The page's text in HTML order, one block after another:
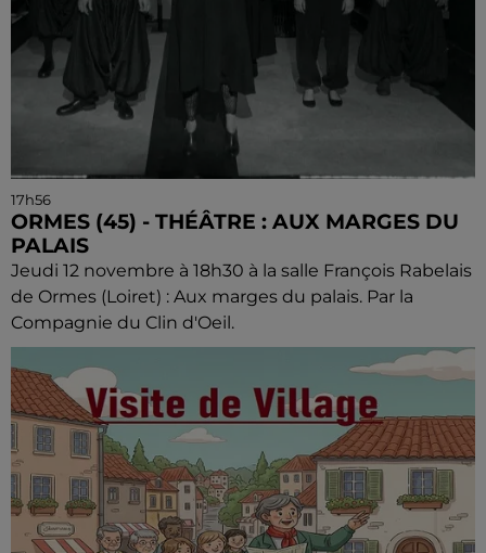
17h56
ORMES (45) - THÉÂTRE : AUX MARGES DU
PALAIS
Jeudi 12 novembre à 18h30 à la salle François Rabelais
de Ormes (Loiret) : Aux marges du palais. Par la
Compagnie du Clin d'Oeil.